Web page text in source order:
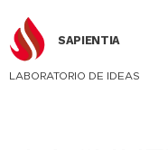
SAPIENTIA
LABORATORIO DE IDEAS